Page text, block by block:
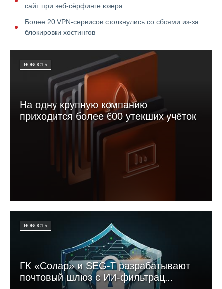
сайт при веб-сёрфинге юзера
Более 20 VPN-сервисов столкнулись со сбоями из-за
блокировки хостингов
НОВОСТЬ
На одну крупную компанию
приходится более 600 утекших учёток
НОВОСТЬ
ГК «Солар» и SEG-T разрабатывают
почтовый шлюз с ИИ-фильтрац...